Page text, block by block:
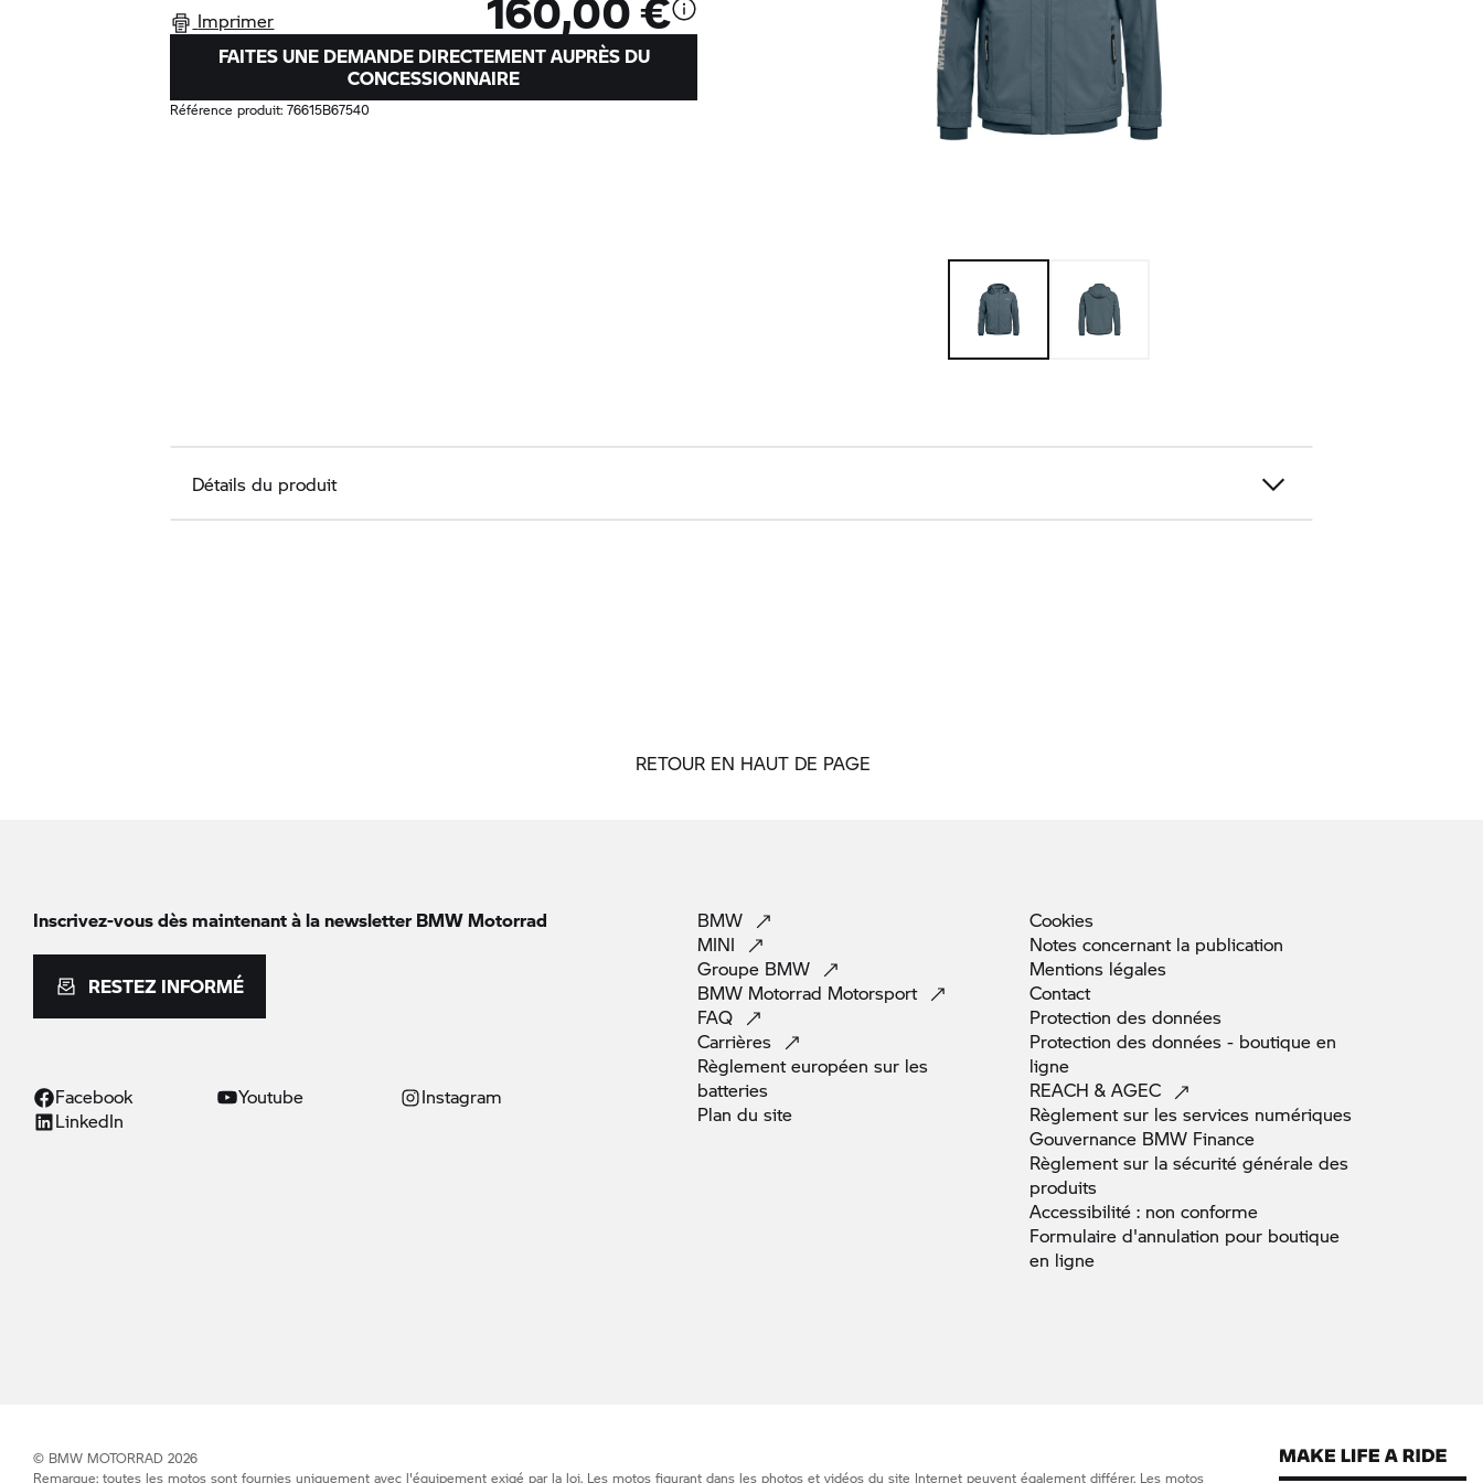
Imprimer
FAITES UNE DEMANDE DIRECTEMENT AUPRÈS DU
CONCESSIONNAIRE
Référence produit:76615B67540
Détails du produit
RETOUR EN HAUT DE PAGE
Inscrivez-vous dès maintenant à la newsletterBMW Motorrad
RESTEZ INFORMÉ
Facebook Youtube
Instagram
LinkedIn
BMW
MINI
Groupe BMW
BMW Motorrad Motorsport
FAQ
Carrières
Règlement européen sur les
batteries
Plan du site
Cookies
Notes concernant la publication
Mentions légales
Contact
Protection des données
Protection des données - boutique en
ligne
REACH & AGEC
Règlement sur les services numériques
Gouvernance BMW Finance
Règlement sur la sécurité générale des
produits
Accessibilité : non conforme
Formulaire d'annulation pour boutique
en ligne
© BMW MOTORRAD 2026
Remarque: toutes les motos sont fournies uniquement avec l'équipement exigé par la loi. Les motos figurant dans les photos et vidéos du site Internet peuvent également différer. Les motos